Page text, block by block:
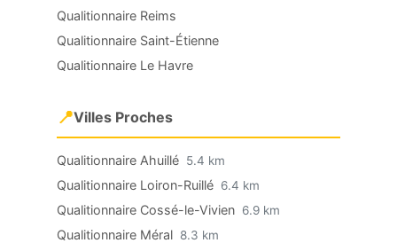
Qualitionnaire Reims
Qualitionnaire Saint-Étienne
Qualitionnaire Le Havre
📍Villes Proches
Qualitionnaire Ahuillé 5.4 km
Qualitionnaire Loiron-Ruillé 6.4 km
Qualitionnaire Cossé-le-Vivien 6.9 km
Qualitionnaire Méral 8.3 km